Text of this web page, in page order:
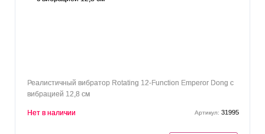
Реалистичный вибратор Rotating 12-Function Emperor Dong с
вибрацией 12,8 см
Нет в наличии Артикул: 31995